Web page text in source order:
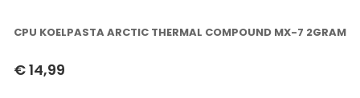
CPU KOELPASTA ARCTIC THERMAL COMPOUND MX-7 2GRAM
€ 14,99